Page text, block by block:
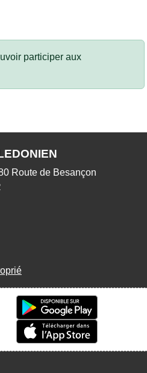
participer aux
Route de Besançon